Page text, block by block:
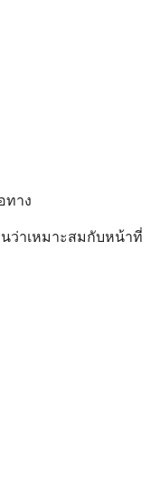
ทาง
ว่าเหมาะสมกับหน้าที่